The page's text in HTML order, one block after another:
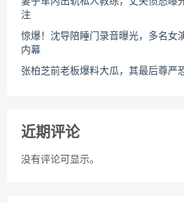
注
惊爆！沈导陪睡门录音曝光，多名女
内幕
张柏芝前老板爆料大瓜，其最后尊严
近期评论
没有评论可显示。